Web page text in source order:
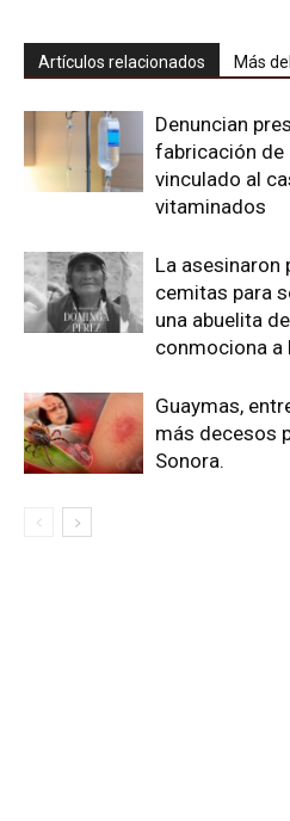
Artículos relacionados Más
Denuncian
fabricación de
vinculado al
vitaminados
La asesinaron
cemitas para
una abuelita
conmociona a
Guaymas,
más decesos
Sonora.